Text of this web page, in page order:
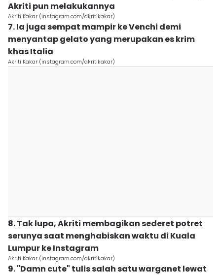
Akriti pun melakukannya
Akriti Kakar (instagram.com/akritikakar)
7. Ia juga sempat mampir ke Venchi demi
menyantap gelato yang merupakan es krim
khas Italia
Akriti Kakar (instagram.com/akritikakar)
8. Tak lupa, Akriti membagikan sederet potret
serunya saat menghabiskan waktu di Kuala
Lumpur ke Instagram
Akriti Kakar (instagram.com/akritikakar)
9. "Damn cute" tulis salah satu warganet lewat